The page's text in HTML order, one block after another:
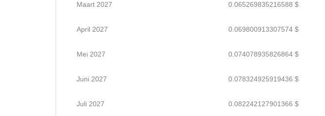
Maart 2027 0.065269835216588 $
April 2027 0.069800913307574 $
Mei 2027 0.074078935826864 $
Juni 2027 0.078324925919436 $
Juli 2027 0.082242127901366 $